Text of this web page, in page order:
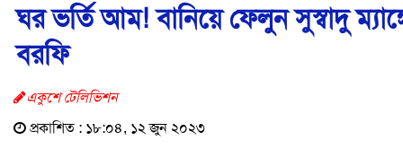
ঘর ভর্তি আম! বানিয়ে ফেলুন সুস্বাদু
বরফি
একুশে টেলিভিশন
প্রকাশিত : ১৮:০৪, ১২ জুন ২০২৩